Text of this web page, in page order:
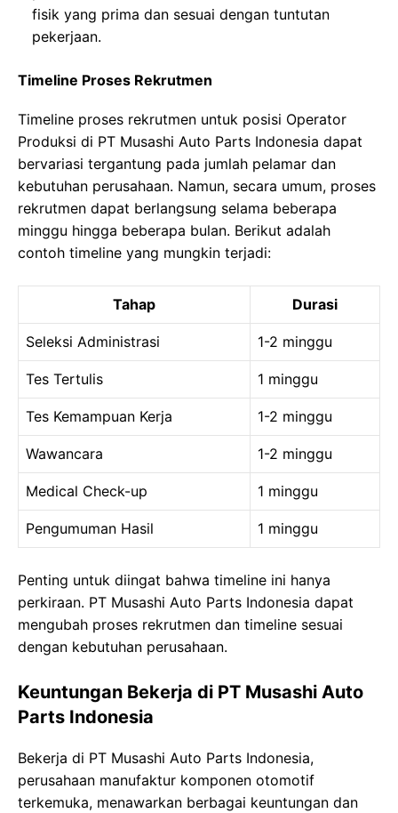
fisik yang prima dan sesuai dengan tuntutan
pekerjaan.
Timeline Proses Rekrutmen
Timeline proses rekrutmen untuk posisi Operator
Produksi di PT Musashi Auto Parts Indonesia dapat
bervariasi tergantung pada jumlah pelamar dan
kebutuhan perusahaan. Namun, secara umum, proses
rekrutmen dapat berlangsung selama beberapa
minggu hingga beberapa bulan. Berikut adalah
contoh timeline yang mungkin terjadi:
Tahap Durasi
Seleksi Administrasi 1-2 minggu
Tes Tertulis 1 minggu
Tes Kemampuan Kerja 1-2 minggu
Wawancara 1-2 minggu
Medical Check-up 1 minggu
Pengumuman Hasil 1 minggu
Penting untuk diingat bahwa timeline ini hanya
perkiraan. PT Musashi Auto Parts Indonesia dapat
mengubah proses rekrutmen dan timeline sesuai
dengan kebutuhan perusahaan.
Keuntungan Bekerja di PT Musashi Auto
Parts Indonesia
Bekerja di PT Musashi Auto Parts Indonesia,
perusahaan manufaktur komponen otomotif
terkemuka, menawarkan berbagai keuntungan dan